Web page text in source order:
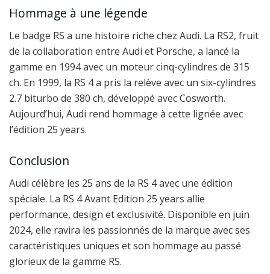
Hommage à une légende
Le badge RS a une histoire riche chez Audi. La RS2, fruit
de la collaboration entre Audi et Porsche, a lancé la
gamme en 1994 avec un moteur cinq-cylindres de 315
ch. En 1999, la RS 4 a pris la relève avec un six-cylindres
2.7 biturbo de 380 ch, développé avec Cosworth.
Aujourd’hui, Audi rend hommage à cette lignée avec
l’édition 25 years.
Conclusion
Audi célèbre les 25 ans de la RS 4 avec une édition
spéciale. La RS 4 Avant Edition 25 years allie
performance, design et exclusivité. Disponible en juin
2024, elle ravira les passionnés de la marque avec ses
caractéristiques uniques et son hommage au passé
glorieux de la gamme RS.